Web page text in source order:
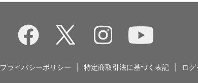
プライバシーポリシー 特定商取引法に基づく表記 ログ